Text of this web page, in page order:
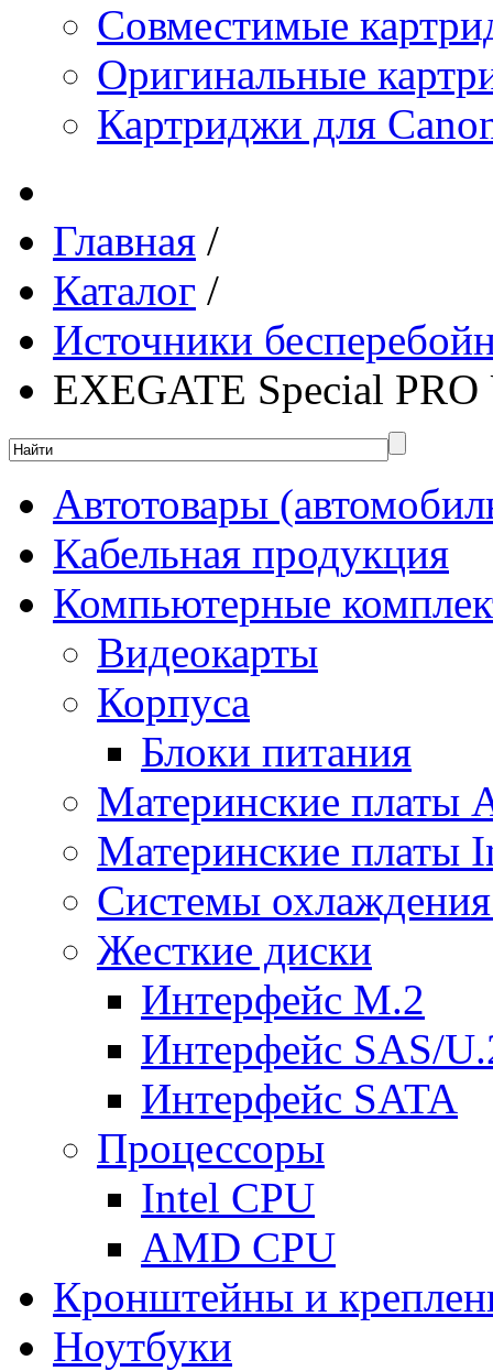
Совместимые
Оригинальные
Картриджи для
Главная /
Каталог /
Источники
EXEGATE Special
Автотовары
Кабельная продукция
Компьютерные
Видеокарты
Корпуса
Блоки питания
Материнские платы
Материнские платы
Системы
Жесткие диски
Интерфейс M.2
Интерфейс SAS/
Интерфейс SATA
Процессоры
Intel CPU
AMD CPU
Кронштейны и
Ноутбуки